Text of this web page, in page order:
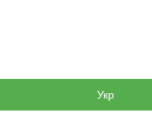
Укр